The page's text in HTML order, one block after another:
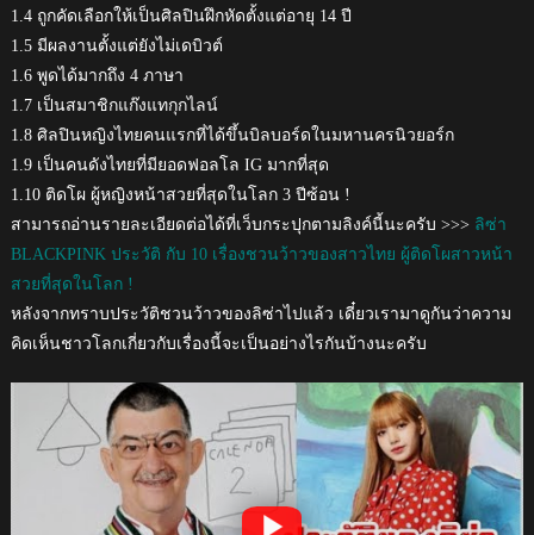
1.4 ถูกคัดเลือกให้เป็นศิลปินฝึกหัดตั้งแต่อายุ 14 ปี
1.5 มีผลงานตั้งแต่ยังไม่เดบิวต์
1.6 พูดได้มากถึง 4 ภาษา
1.7 เป็นสมาชิกแก๊งแทกุกไลน์
1.8 ศิลปินหญิงไทยคนแรกที่ได้ขึ้นบิลบอร์ดในมหานครนิวยอร์ก
1.9 เป็นคนดังไทยที่มียอดฟอลโล IG มากที่สุด
1.10 ติดโผ ผู้หญิงหน้าสวยที่สุดในโลก 3 ปีซ้อน !
สามารถอ่านรายละเอียดต่อได้ที่เว็บกระปุกตามลิงค์นี้นะครับ >>> ลิซ่า
BLACKPINK ประวัติ กับ 10 เรื่องชวนว้าวของสาวไทย ผู้ติดโผสาวหน้า
สวยที่สุดในโลก !
หลังจากทราบประวัติชวนว้าวของลิซ่าไปแล้ว เดี๋ยวเรามาดูกันว่าความ
คิดเห็นชาวโลกเกี่ยวกับเรื่องนี้จะเป็นอย่างไรกันบ้างนะครับ